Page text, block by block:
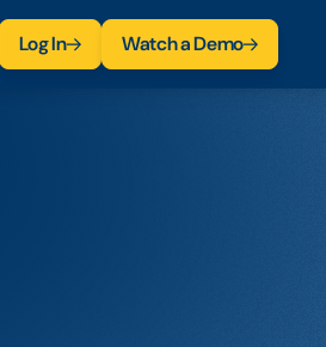
Log In Watch a Demo